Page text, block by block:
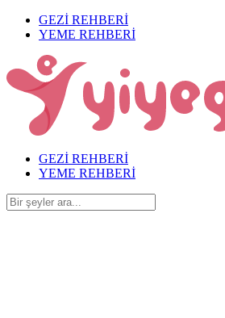
GEZİ REHBERİ
YEME REHBERİ
GEZİ REHBERİ
YEME REHBERİ